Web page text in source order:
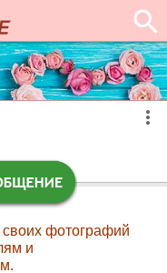
своих фотографий
и